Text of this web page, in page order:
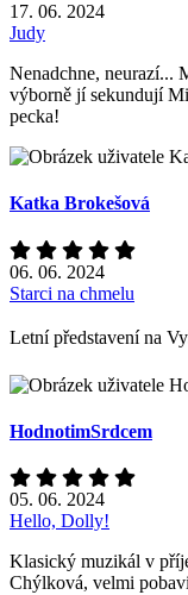
17. 06. 2024
Judy
Nenadchne, neurazí...
výborně jí sekundují
pecka!
Katka Brokešová
06. 06. 2024
Starci na chmelu
Letní představení na
HodnotimSrdcem
05. 06. 2024
Hello, Dolly!
Klasický muzikál v
Chýlková, velmi